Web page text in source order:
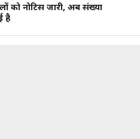
को नोटिस जारी, अब संख्या
है